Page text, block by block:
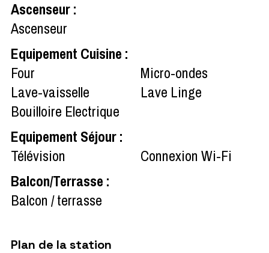
Ascenseur:
Ascenseur
Equipement Cuisine :
Four
Micro-ondes
Lave-vaisselle
Lave Linge
Bouilloire Electrique
Equipement Séjour:
Télévision
Connexion Wi-Fi
Balcon/Terrasse :
Balcon / terrasse
Plan de la station